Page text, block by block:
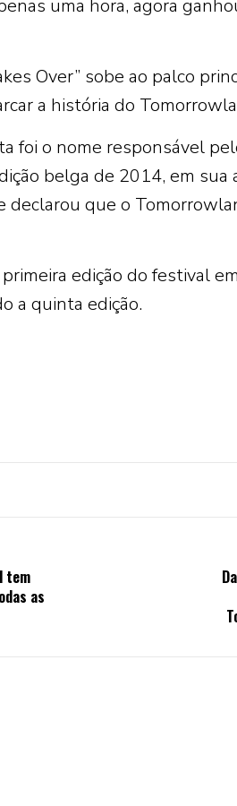
uma hora, agora
Over” sobe ao palco
a história do
foi o nome responsável
belga de 2014, em sua
declarou que o
edição do festival
a quinta edição.
tem
as